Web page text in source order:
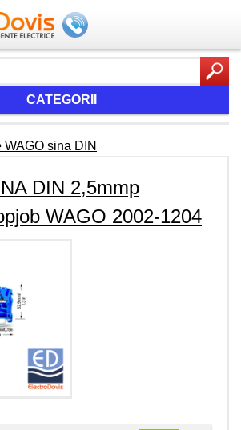
CATEGORII
WAGO sina DIN
DIN 2,5mmp
WAGO 2002-1204